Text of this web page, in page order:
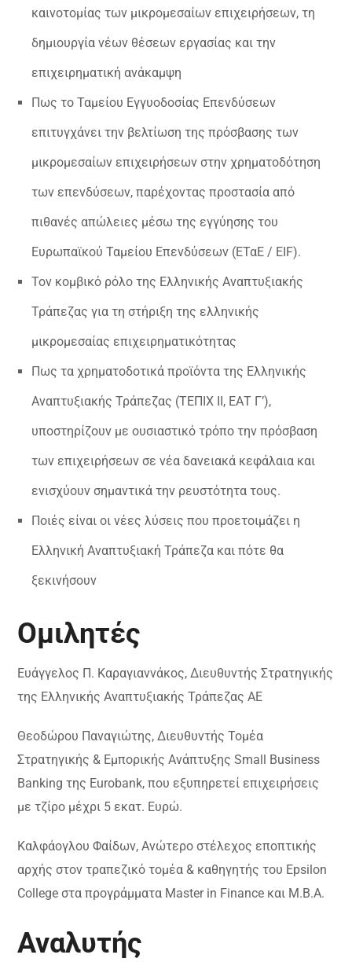
καινοτομίας των μικρομεσαίων επιχειρήσεων, τη
δημιουργία νέων θέσεων εργασίας και την
επιχειρηματική ανάκαμψη
Πως το Ταμείου Εγγυοδοσίας Επενδύσεων
επιτυγχάνει την βελτίωση της πρόσβασης των
μικρομεσαίων επιχειρήσεων στην χρηματοδότηση
των επενδύσεων, παρέχοντας προστασία από
πιθανές απώλειες μέσω της εγγύησης του
Ευρωπαϊκού Ταμείου Επενδύσεων (ΕΤαΕ / EIF).
Τον κομβικό ρόλο της Ελληνικής Αναπτυξιακής
Τράπεζας για τη στήριξη της ελληνικής
μικρομεσαίας επιχειρηματικότητας
Πως τα χρηματοδοτικά προϊόντα της Ελληνικής
Αναπτυξιακής Τράπεζας (ΤΕΠΙΧ ΙΙ, ΕΑΤ Γ’),
υποστηρίζουν με ουσιαστικό τρόπο την πρόσβαση
των επιχειρήσεων σε νέα δανειακά κεφάλαια και
ενισχύουν σημαντικά την ρευστότητα τους.
Ποιές είναι οι νέες λύσεις που προετοιμάζει η
Ελληνική Αναπτυξιακή Τράπεζα και πότε θα
ξεκινήσουν
Ομιλητές
Ευάγγελος Π. Καραγιαννάκος, Διευθυντής Στρατηγικής
της Ελληνικής Αναπτυξιακής Τράπεζας ΑΕ
Θεοδώρου Παναγιώτης, Διευθυντής Τομέα
Στρατηγικής & Εμπορικής Ανάπτυξης Small Business
Banking της Eurobank, που εξυπηρετεί επιχειρήσεις
με τζίρο μέχρι 5 εκατ. Ευρώ.
Καλφάογλου Φαίδων, Ανώτερο στέλεχος εποπτικής
αρχής στον τραπεζικό τομέα & καθηγητής του Epsilon
College στα προγράμματα Master in Finance και M.B.A.
Αναλυτής